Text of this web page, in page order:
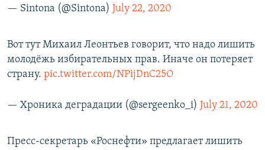
— Sintona (@Sintona) July 22, 2020
Вот тут Михаил Леонтьев говорит, что надо лишить
молодёжь избирательных прав. Иначе он потеряет
страну. pic.twitter.com/NPijDnC25O
— Хроника деградации (@sergeenko_i) July 21, 2020
Пресс-секретарь «Роснефти» предлагает лишить